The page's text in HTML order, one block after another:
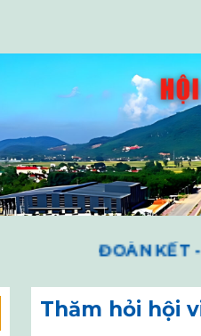
ĐOÀN KẾT -
Thăm hỏi hội